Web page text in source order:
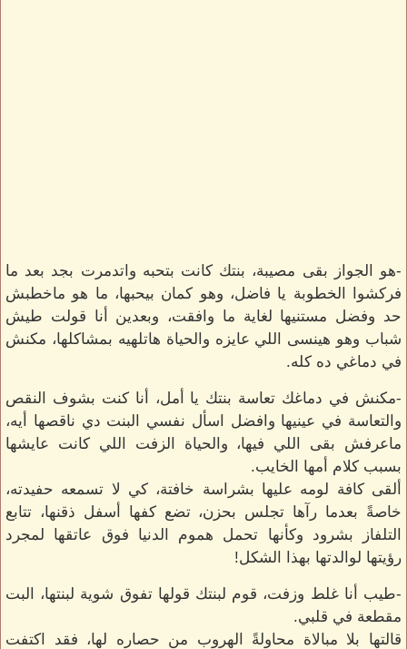
-هو الجواز بقى مصيبة، بنتك كانت بتحبه واتدمرت بجد بعد ما
فركشوا الخطوبة يا فاضل، وهو كمان بيحبها، ما هو ماخطبش
حد وفضل مستنيها لغاية ما وافقت، وبعدين أنا قولت طيش
شباب وهو هينسى اللي عايزه والحياة هاتلهيه بمشاكلها، مكنش
في دماغي ده كله.
-مكنش في دماغك تعاسة بنتك يا أمل، أنا كنت بشوف النقص
والتعاسة في عينيها وافضل اسأل نفسي البنت دي ناقصها أيه،
ماعرفش بقى اللي فيها، والحياة الزفت اللي كانت عايشها
بسبب كلام أمها الخايب.
ألقى كافة لومه عليها بشراسة خافتة، كي لا تسمعه حفيدته،
خاصةً بعدما رآها تجلس بحزن، تضع كفها أسفل ذقنها، تتابع
التلفاز بشرود وكأنها تحمل هموم الدنيا فوق عاتقها لمجرد
رؤيتها لوالدتها بهذا الشكل!
-طيب أنا غلط وزفت، قوم لبنتك قولها تفوق شوية لبنتها، البت
مقطعة في قلبي.
قالتها بلا مبالاة محاولةً الهروب من حصاره لها، فقد اكتفت